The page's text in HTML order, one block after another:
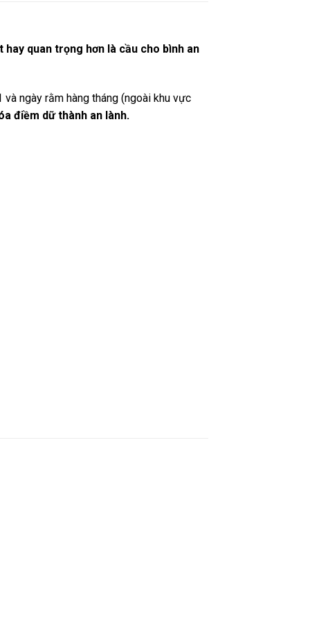
quan trọng hơn là cầu cho bình an
ngày rằm hàng tháng (ngoài khu vực
điềm dữ thành an lành.